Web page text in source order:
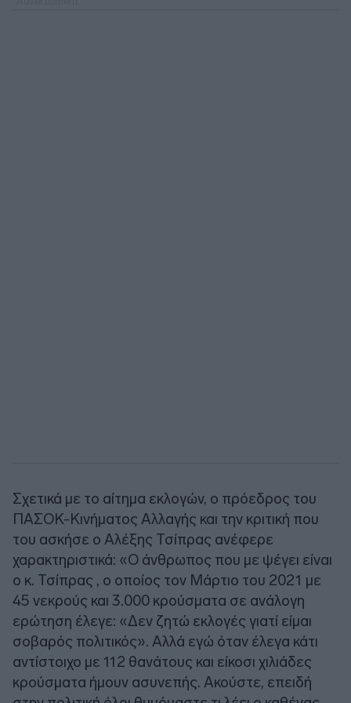
Σχετικά με το αίτημα εκλογών, ο πρόεδρος του
ΠΑΣΟΚ-Κινήματος Αλλαγής και την κριτική που
του ασκήσε ο Αλέξης Τσίπρας ανέφερε
χαρακτηριστικά: «Ο άνθρωπος που με ψέγει είναι
ο κ. Τσίπρας , ο οποίος τον Μάρτιο του 2021 με
45 νεκρούς και 3.000 κρούσματα σε ανάλογη
ερώτηση έλεγε: «Δεν ζητώ εκλογές γιατί είμαι
σοβαρός πολιτικός». Αλλά εγώ όταν έλεγα κάτι
αντίστοιχο με 112 θανάτους και είκοσι χιλιάδες
κρούσματα ήμουν ασυνεπής. Ακούστε, επειδή